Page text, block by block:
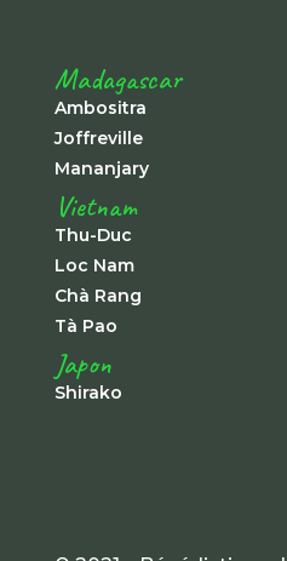
Madagascar
Ambositra
Joffreville
Mananjary
Vietnam
Thu-Duc
Loc Nam
Chà Rang
Tà Pao
Japon
Shirako